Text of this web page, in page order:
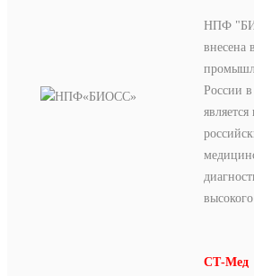
НПФ
внесена
России в
СТ-Мед